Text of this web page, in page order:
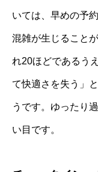
いては、早めの予
混雑が生じること
れ20ほどであるう
て快適さを失う」
うです。ゆったり
い目です。